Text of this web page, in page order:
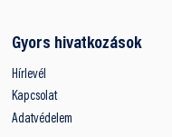
Gyors hivatkozások
Hírlevél
Kapcsolat
Adatvédelem